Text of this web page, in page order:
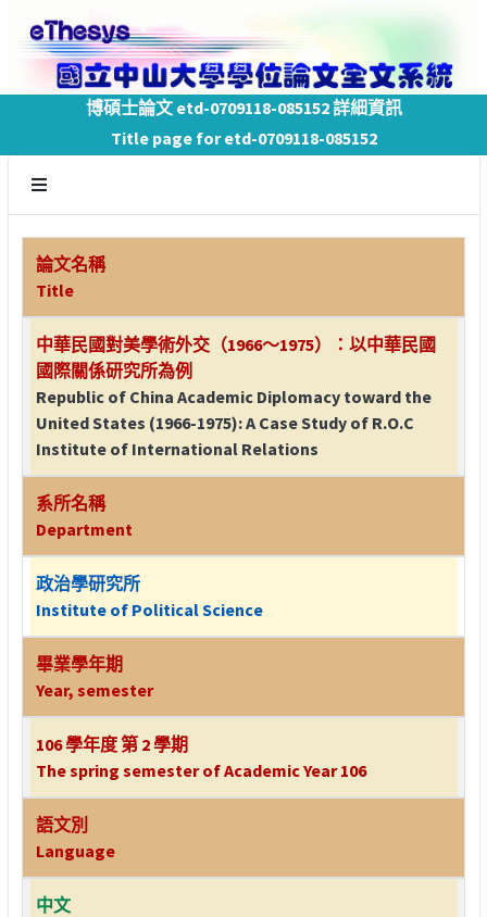
博碩士論文 etd-0709118-085152 詳細資訊
Title page for etd-0709118-085152
論文名稱
Title
中華民國對美學術外交（1966～1975）：以中華民國
國際關係研究所為例
Republic of China Academic Diplomacy toward the
United States (1966-1975): A Case Study of R.O.C
Institute of International Relations
系所名稱
Department
政治學研究所
Institute of Political Science
畢業學年期
Year, semester
106 學年度 第 2 學期
The spring semester of Academic Year 106
語文別
Language
中文